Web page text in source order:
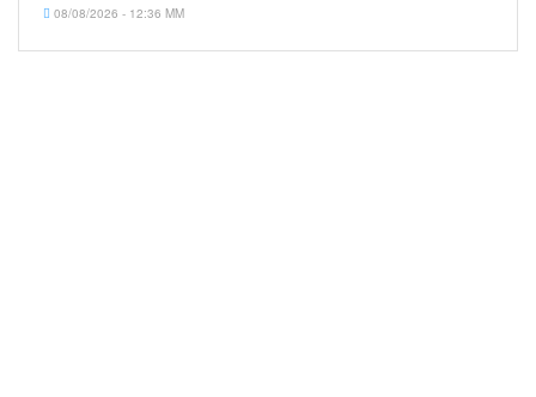
08/08/2026 - 12:36 ΜΜ